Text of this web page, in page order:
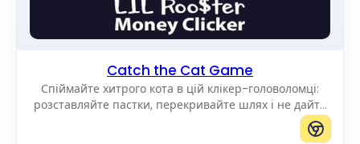
Catch the Cat Game
Спіймайте хитрого кота в цій клікер-головоломці:
розставляйте пастки, перекривайте шлях і не дайте